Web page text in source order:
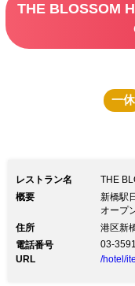
THE BLOSSOM
一休
レストラン名
THE
概要
新橋駅
オープ
住所
港区新
電話番号
03-
URL
/hotel/